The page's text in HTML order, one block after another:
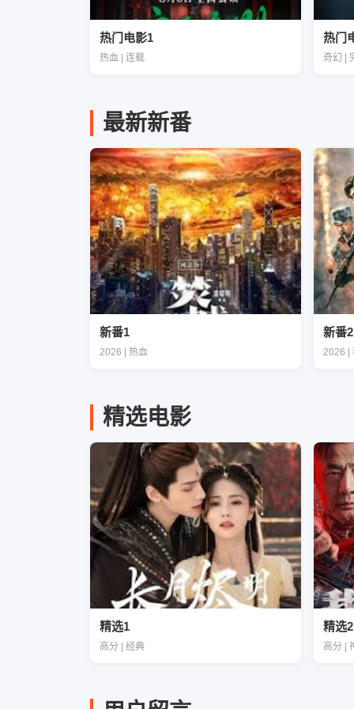
热门电影1
热血 | 连载
热门
奇幻 |
最新新番
新番1
2026 | 热血
新番2
2026 |
精选电影
精选1
高分 | 经典
精选2
高分 |